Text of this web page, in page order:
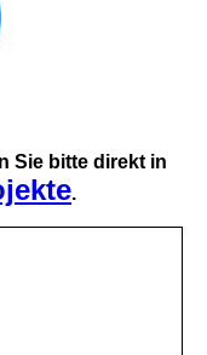
Sie bitte direkt in
.